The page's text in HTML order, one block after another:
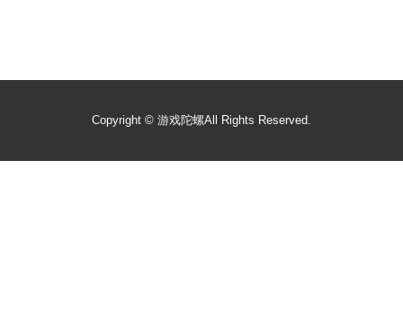
Copyright © 游戏陀螺All Rights Reserved.